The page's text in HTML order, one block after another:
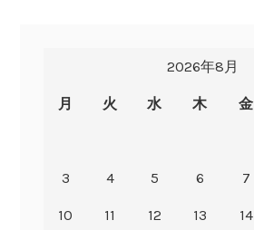
2026年8月
月 火 水 木 金
3 4 5 6 7
10 11 12 13 14